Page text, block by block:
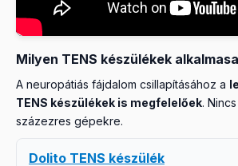
Milyen TENS készülékek
A neuropátiás fájdalom csillapításához a
TENS készülékek is megfelelőek.
százezres gépekre.
Dolito TENS készülék